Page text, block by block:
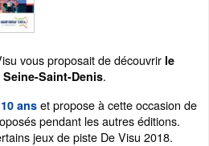
vous proposait de découvrir le
Saint-Denis.
ans et propose à cette occasion de
pendant les autres éditions.
jeux de piste De Visu 2018.